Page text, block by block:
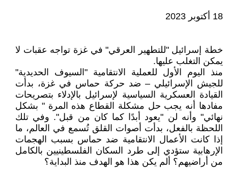
18 أكتوبر 2023
خطة إسرائيل "للتطهير العرقي" في غزة تواجه عقبات لا
يمكن التغلب عليها.
منذ اليوم الأول للعملية الانتقامية "السيوف الحديدية"
للجيش الإسرائيلي – ضد حركة حماس في غزة، بدأت
القيادة العسكرية السياسية لإسرائيل بالإدلاء بتصريحات
مفادها أنه يجب حل مشكلة القطاع هذه المرة " بشكل
نهائي" وأنه لن "يعود أبدًا كما كان من قبل". وفي تلك
اللحظة بالفعل، بدأت أصوات القلق تُسمع في العالم، ما
إذا كانت الأعمال الانتقامية ضد حماس بسبب الهجمات
الإرهابية ستؤدي إلى طرد السكان الفلسطينيين بالكامل
من أراضيهم؟ ألم يكن هذا هو الهدف منذ البداية؟